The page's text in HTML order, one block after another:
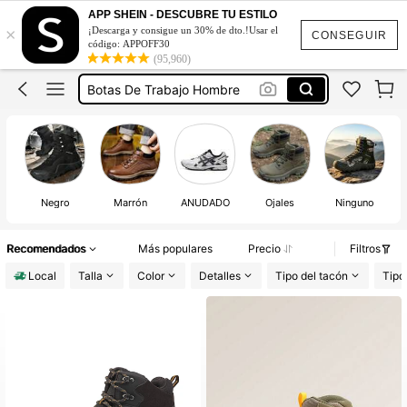
CONSEGUIR
×
APP SHEIN - DESCUBRE TU ESTILO
¡Descarga y consigue un 30% de dto.!Usar el
código: APPOFF30
(95,960)
Botas De Trabajo Mujer
Botas Para Hombre
Botas De Trabajo Hombre
Botas Nortiv8 Hombre
Botas De Trabajo Mujer
Botas Para Hombre
Negro Marrón ANUDADO Ojales Ninguno
Recomendados Más populares Precio
Filtros
Local
Talla Color Detalles Tipo del tacón Tipo